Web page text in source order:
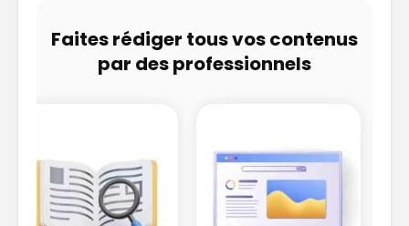
Faites rédiger tous vos contenus
par des professionnels